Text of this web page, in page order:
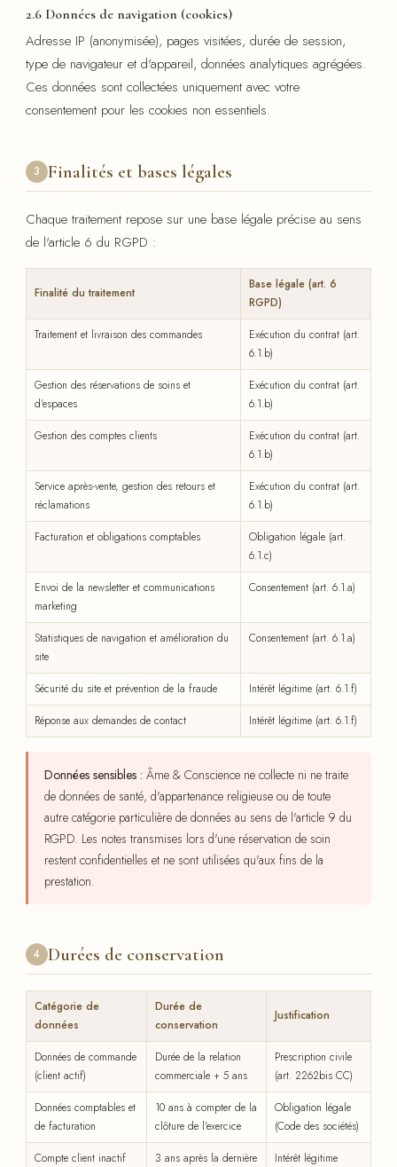
2.6 Données de navigation (cookies)
Adresse IP (anonymisée), pages visitées, durée de session,
type de navigateur et d'appareil, données analytiques agrégées.
Ces données sont collectées uniquement avec votre
consentement pour les cookies non essentiels.
3 Finalités et bases légales
Chaque traitement repose sur une base légale précise au sens
de l'article 6 du RGPD :
Finalité du traitement
Base légale (art. 6
RGPD)
Traitement et livraison des commandes
Exécution du contrat (art.
6.1.b)
Gestion des réservations de soins et
d'espaces
Exécution du contrat (art.
6.1.b)
Gestion des comptes clients
Exécution du contrat (art.
6.1.b)
Service après-vente, gestion des retours et
réclamations
Exécution du contrat (art.
6.1.b)
Facturation et obligations comptables
Obligation légale (art.
6.1.c)
Envoi de la newsletter et communications
marketing
Consentement (art. 6.1.a)
Statistiques de navigation et amélioration du
site
Consentement (art. 6.1.a)
Sécurité du site et prévention de la fraude
Intérêt légitime (art. 6.1.f)
Réponse aux demandes de contact
Intérêt légitime (art. 6.1.f)
Données sensibles : Âme & Conscience ne collecte ni ne traite
de données de santé, d'appartenance religieuse ou de toute
autre catégorie particulière de données au sens de l'article 9 du
RGPD. Les notes transmises lors d'une réservation de soin
restent confidentielles et ne sont utilisées qu'aux fins de la
prestation.
4 Durées de conservation
Catégorie de
données
Durée de
conservation
Justification
Données de commande
(client actif)
Durée de la relation
commerciale + 5 ans
Prescription civile
(art. 2262bis CC)
Données comptables et
de facturation
10 ans à compter de la
clôture de l'exercice
Obligation légale
(Code des sociétés)
Compte client inactif
3 ans après la dernière
Intérêt légitime